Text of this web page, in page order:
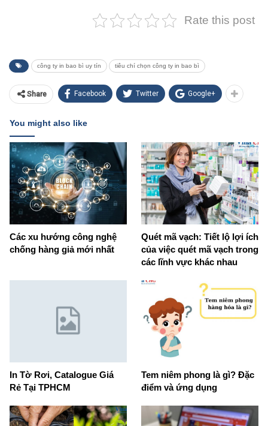
Rate this post
công ty in bao bì uy tín tiêu chí chọn công ty in bao bì
Share Facebook Twitter Google+
You might also like
Các xu hướng công nghệ
chống hàng giả mới nhất
Quét mã vạch: Tiết lộ lợi ích
của việc quét mã vạch trong
các lĩnh vực khác nhau
In Tờ Rơi, Catalogue Giá
Rẻ Tại TPHCM
Tem niêm phong là gì? Đặc
điểm và ứng dụng